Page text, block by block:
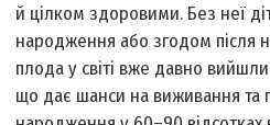
й цілком здоровими. Без неї
народження або згодом після
плода у світі вже давно
що дає шанси на виживання та